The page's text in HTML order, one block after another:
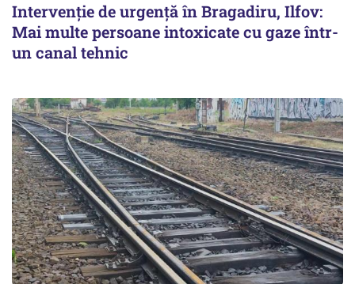
Intervenție de urgență în Bragadiru, Ilfov:
Mai multe persoane intoxicate cu gaze într-
un canal tehnic